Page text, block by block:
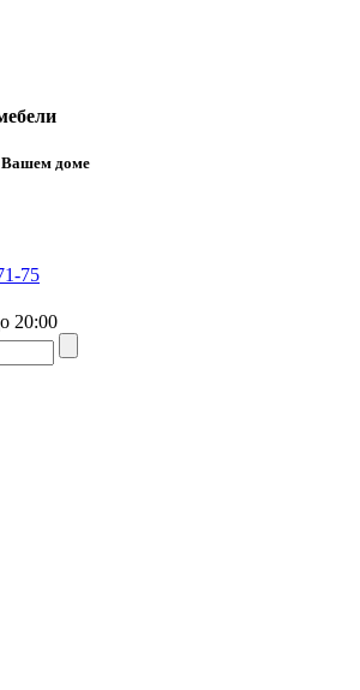
Вашем доме
75
20:00